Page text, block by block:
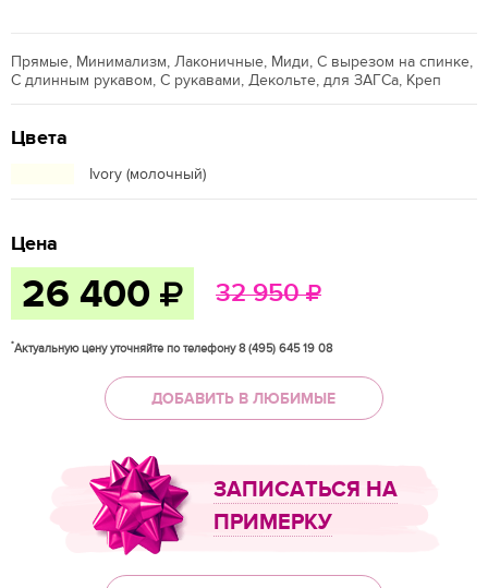
Прямые, Минимализм, Лаконичные, Миди, С вырезом на спинке,
С длинным рукавом, С рукавами, Декольте, для ЗАГСа, Креп
Цвета
Ivory (молочный)
Цена
26 400 32 950
*Актуальную цену уточняйте по телефону 8 (495) 645 19 08
ДОБАВИТЬ В ЛЮБИМЫЕ
ЗАПИСАТЬСЯ НА
ПРИМЕРКУ